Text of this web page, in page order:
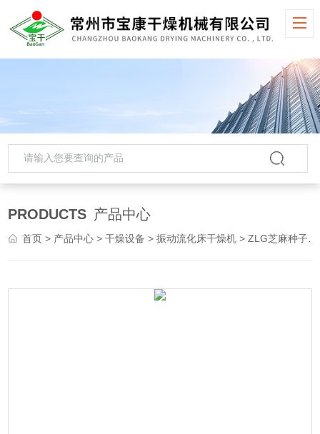
PRODUCTS 产品中心
首页 > 产品中心 >干燥设备 >振动流化床干燥机 > ZLG芝麻种子振动流化床干燥机